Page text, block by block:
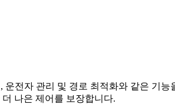
전자 관리 및 경로 최적화와 같은 기능
나은 제어를 보장합니다.